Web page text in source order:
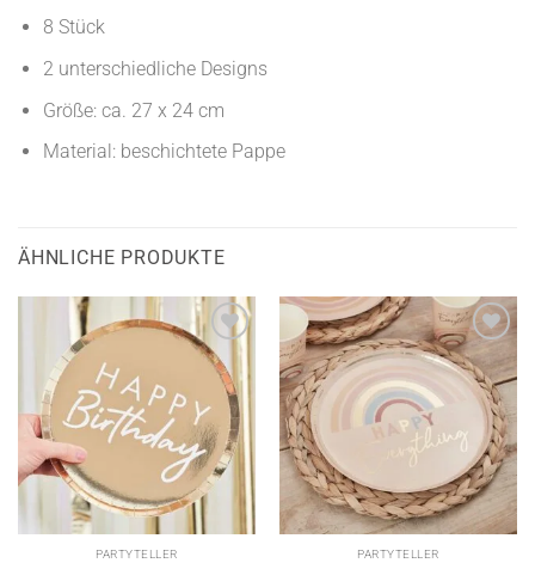
8 Stück
2 unterschiedliche Designs
Größe: ca. 27 x 24 cm
Material: beschichtete Pappe
ÄHNLICHE PRODUKTE
PARTYTELLER PARTYTELLER